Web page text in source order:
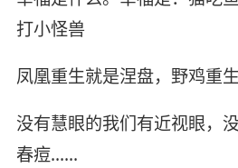
打小怪兽
凤凰重生就是涅盘，野鸡重
没有慧眼的我们有近视眼，
春痘……